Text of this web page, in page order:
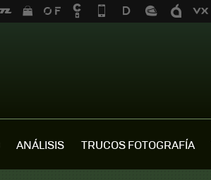
ANÁLISIS TRUCOS FOTOGRAFÍA